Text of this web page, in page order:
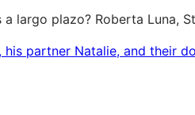
largo plazo? Roberta Luna,